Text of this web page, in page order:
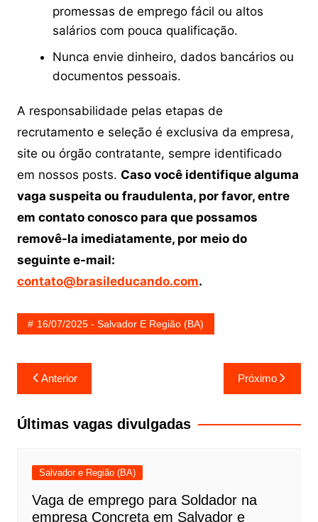
promessas de emprego fácil ou altos
salários com pouca qualificação.
Nunca envie dinheiro, dados bancários ou
documentos pessoais.
A responsabilidade pelas etapas de
recrutamento e seleção é exclusiva da empresa,
site ou órgão contratante, sempre identificado
em nossos posts. Caso você identifique alguma
vaga suspeita ou fraudulenta, por favor, entre
em contato conosco para que possamos
removê-la imediatamente, por meio do
seguinte e-mail:
contato@brasileducando.com.
16/07/2025 - Salvador E Região (BA)
Navegação
de
Post
Anterior Próximo
Últimas vagas divulgadas
Salvador e Região (BA)
Vaga de emprego para Soldador na
empresa Concreta em Salvador e